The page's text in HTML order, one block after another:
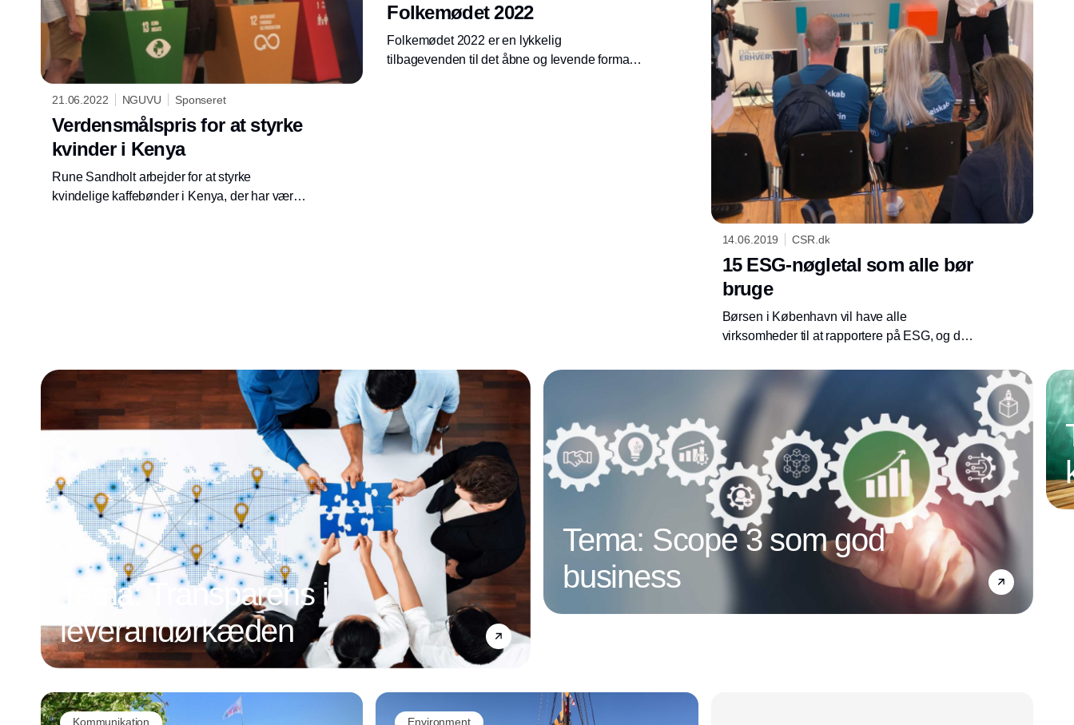
21.06.2022 NGUVU Sponseret
Verdensmålspris for at styrke
kvinder i Kenya
Rune Sandholt arbejder for at styrke
kvindelige kaffebønder i Kenya, der har været
Folkemødet 2022
Folkemødet 2022 er en lykkelig
tilbagevenden til det åbne og levende format.
14.06.2019 CSR.dk
15 ESG-nøgletal som alle bør
bruge
Børsen i København vil have alle
virksomheder til at rapportere på ESG, og de
overblik Nasdaq Nordic, Finansforeningen og
FSR frigav på Folkemødet i dag.
Tema: Transparens i
leverandørkæden
Tema: Scope 3 som god
business
Annonce
Kommunikation
Environment